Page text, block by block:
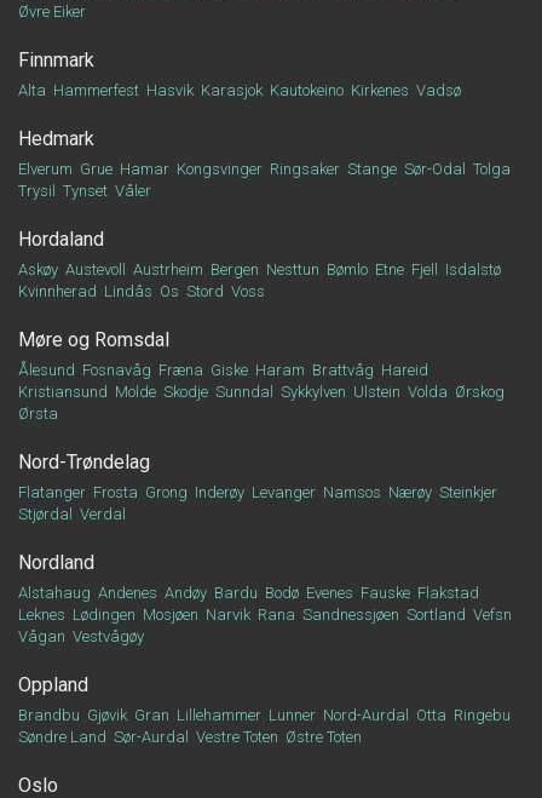
Øvre Eiker
Finnmark
Alta Hammerfest Hasvik Karasjok Kautokeino Kirkenes Vadsø
Hedmark
Elverum Grue Hamar Kongsvinger Ringsaker Stange Sør-Odal
Tolga
Trysil
Tynset Våler
Hordaland
Askøy Austevoll Austrheim Bergen Nesttun Bømlo Etne Fjell
Isdalstø
Kvinnherad Lindås Os Stord Voss
Møre og Romsdal
Ålesund Fosnavåg Fræna Giske Haram Brattvåg Hareid
Kristiansund Molde Skodje Sunndal Sykkylven Ulstein Volda Ørskog
Ørsta
Nord-Trøndelag
Flatanger Frosta Grong Inderøy Levanger Namsos Nærøy Steinkjer
Stjørdal
Verdal
Nordland
Alstahaug Andenes Andøy Bardu Bodø Evenes Fauske Flakstad
Leknes Lødingen Mosjøen Narvik Rana Sandnessjøen Sortland Vefsn
Vågan Vestvågøy
Oppland
Brandbu Gjøvik Gran Lillehammer Lunner Nord-Aurdal Otta Ringebu
Søndre Land Sør-Aurdal Vestre Toten Østre Toten
Oslo